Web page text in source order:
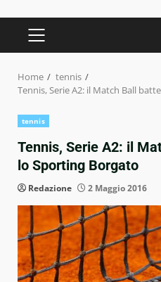
PRIMARY
Home
tennis
Tennis, Serie A2: il Match Ball
tennis
Tennis, Serie A2: il
lo Sporting Borgato
Redazione 2 Maggio 2016